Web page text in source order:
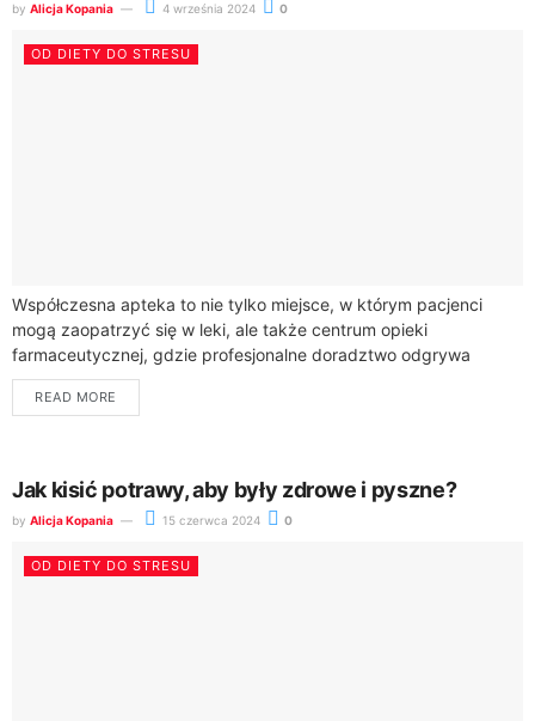
by Alicja Kopania 4 września 2024 0
OD DIETY DO STRESU
Współczesna apteka to nie tylko miejsce, w którym pacjenci
mogą zaopatrzyć się w leki, ale także centrum opieki
farmaceutycznej, gdzie profesjonalne doradztwo odgrywa
kluczową rolę w procesie leczenia. Farmaceuci, będący...
READ MORE
Jak kisić potrawy, aby były zdrowe i pyszne?
by Alicja Kopania 15 czerwca 2024 0
OD DIETY DO STRESU